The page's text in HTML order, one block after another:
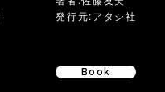
発行元:アタシ社
Book